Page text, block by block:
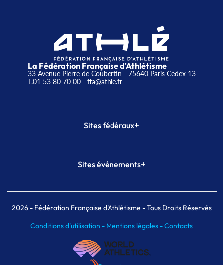
La Fédération Française d'Athlétisme
33 Avenue Pierre de Coubertin - 75640 Paris Cedex 13
T.01 53 80 70 00- ffa@athle.fr
Sites fédéraux+
Plateforme Formation
Sites événements+
Meeting de Paris indoor
MAIF Ekiden de Paris
2026- Fédération Française d'Athlétisme - Tous Droits Réservés
Conditions d'utilisation - Mentions légales -Contacts